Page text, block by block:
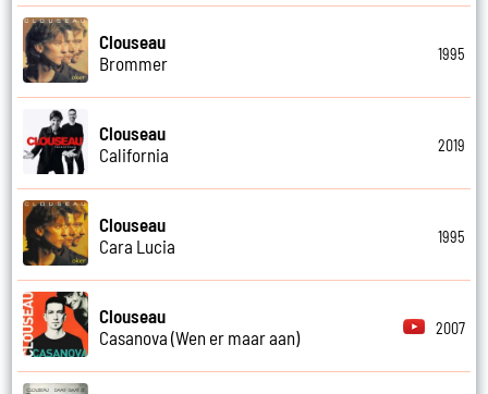
Clouseau
Brommer
1995
Clouseau
California
2019
Clouseau
Cara Lucia
1995
Clouseau
Casanova (Wen er maar aan)
2007